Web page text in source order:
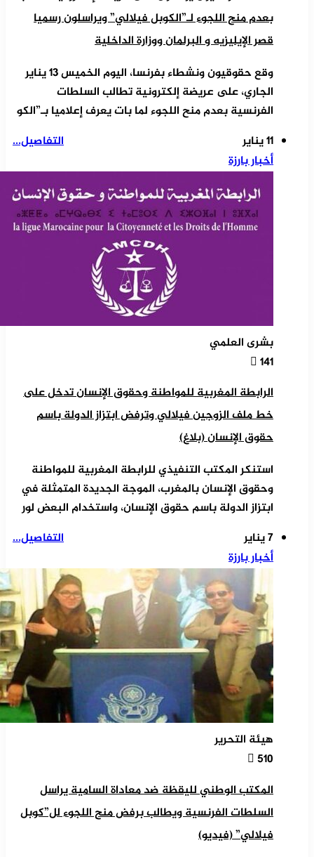
بعدم منح اللجوء لـ”الكوبل فيلالي” ويراسلون رسميا
قصر الإيليزيه و البرلمان ووزارة الداخلية
وقع حقوقيون ونشطاء بفرنسا، اليوم الخميس 13 يناير
الجاري، على عريضة إلكترونية تطالب السلطات
الفرنسية بعدم منح اللجوء لما بات يعرف إعلاميا بـ”الكو
التفاصيل...
11 يناير
أخبار بارزة
بشرى العلمي
141
الرابطة المغربية للمواطنة وحقوق الإنسان تدخل على
خط ملف الزوجين فيلالي وترفض ابتزاز الدولة باسم
حقوق الإنسان (بلاغ)
استنكر المكتب التنفيذي للرابطة المغربية للمواطنة
وحقوق الإنسان بالمغرب، الموجة الجديدة المتمثلة في
ابتزاز الدولة باسم حقوق الإنسان، واستخدام البعض لور
التفاصيل...
7 يناير
أخبار بارزة
هيئة التحرير
510
المكتب الوطني لليقظة ضد معاداة السامية يراسل
السلطات الفرنسية ويطالب برفض منح اللجوء لل”كوبل
فيلالي” (فيديو)